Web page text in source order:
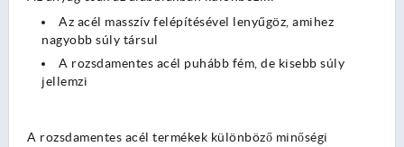
Az acél masszív felépítésével lenyűgöz, amihez
nagyobb súly társul
A rozsdamentes acél puhább fém, de kisebb súly
jellemzi
A rozsdamentes acél termékek különböző minőségi